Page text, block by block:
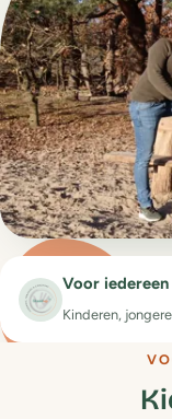
Voor iedereen
Kinderen,